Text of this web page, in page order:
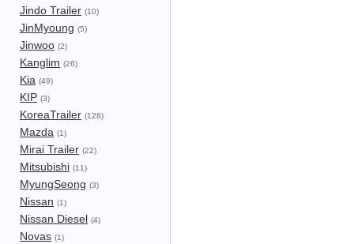
Jindo Trailer (10)
JinMyoung (5)
Jinwoo (2)
Kanglim (26)
Kia (49)
KIP (3)
KoreaTrailer (128)
Mazda (1)
Mirai Trailer (22)
Mitsubishi (11)
MyungSeong (3)
Nissan (1)
Nissan Diesel (4)
Novas (1)